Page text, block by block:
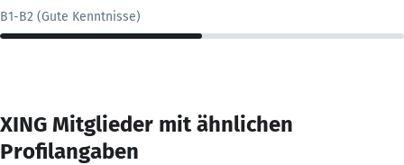
B1-B2 (Gute Kenntnisse)
XING Mitglieder mit ähnlichen
Profilangaben